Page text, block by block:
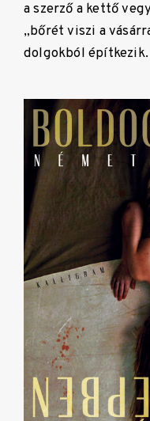
a szerző a kettő
„bőrét viszi a
dolgokból építkezik.